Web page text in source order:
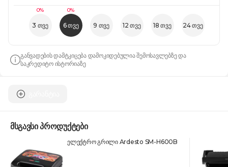
0%
3 თვე
0%
6 თვე 9 თვე 12 თვე 18 თვე 24 თვე
განვადების დამტკიცება დამოკიდებულია შემოსავლებზე და
საკრედიტო ისტორიაზე
მსგავსი პროდუქტები
ელექტრო გრილი Ardesto SM-H600B